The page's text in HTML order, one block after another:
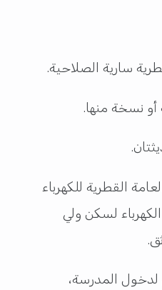
سارية الصلاحية.
أو نسخة منها.
القطرية للكهرباء
لسكن ولي
لدخول المدرسة،